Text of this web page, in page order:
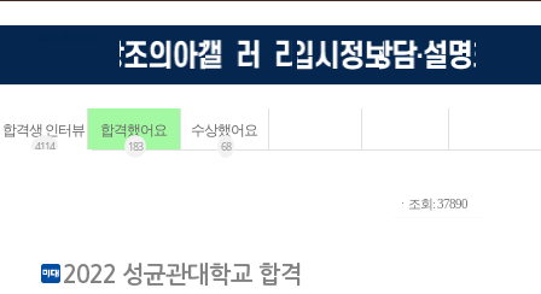
합격생 인터뷰
4114
합격했어요
183
수상했어요
68
ㆍ조회: 37890
2022 성균관대학교 합격